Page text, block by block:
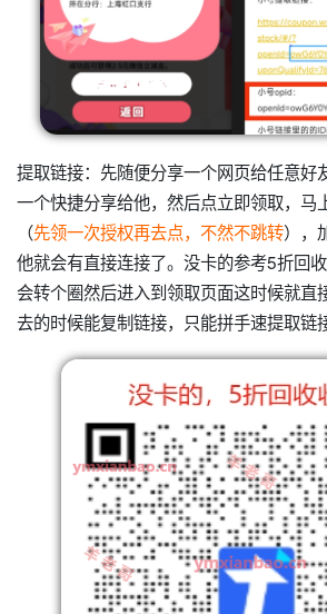
提取链接：先随便分享一个网页给任意好
一个快捷分享给他，然后点立即领取，马
（先领一次授权再去点，不然不跳转），
他就会有直接连接了。没卡的参考5折回
会转个圈然后进入到领取页面这时候就直
去的时候能复制链接，只能拼手速提取链